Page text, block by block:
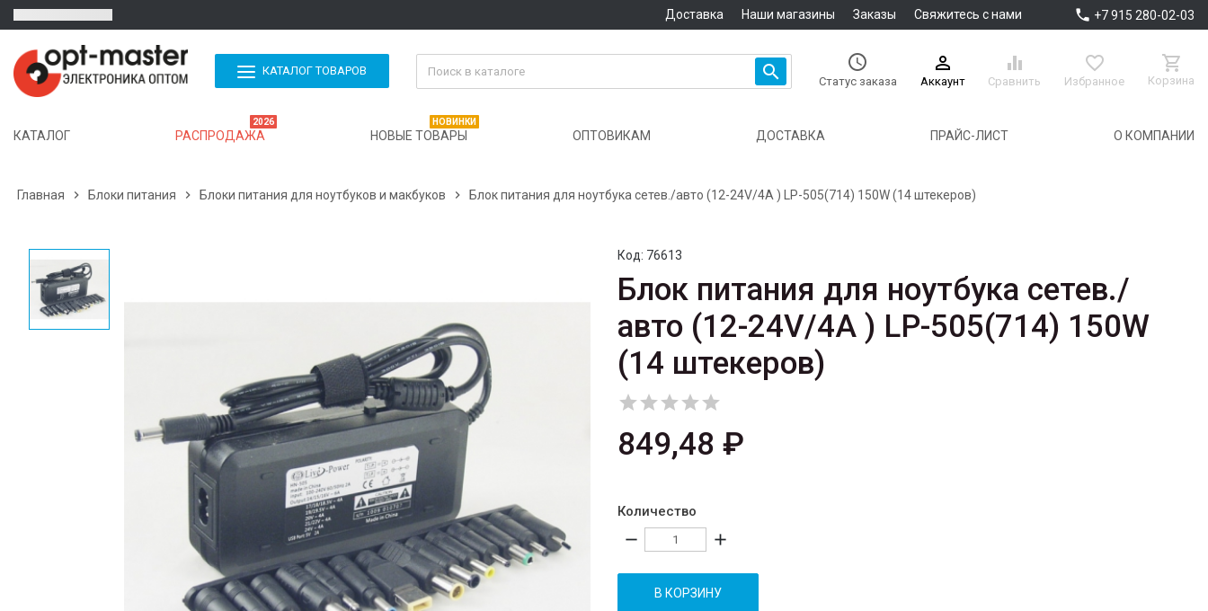
Доставка Наши магазины Заказы Свяжитесь с нами  +7 915 280-02-03
КАТАЛОГ ТОВАРОВ  
Статус заказа

Аккаунт

Сравнить

Избранное

Корзина
КАТАЛОГ РАСПРОДАЖА
2026
НОВЫЕ ТОВАРЫ
НОВИНКИ
ОПТОВИКАМ ДОСТАВКА ПРАЙС-ЛИСТ О КОМПАНИИ
Главная  Блоки питания  Блоки питания для ноутбуков и макбуков  Блок питания для ноутбука сетев./авто (12-24V/4A ) LP-505(714) 150W (14 штекеров)
Код: 76613
Блок питания для ноутбука сетев./
авто (12-24V/4A ) LP-505(714) 150W
(14 штекеров)

849,48 ₽
Количество
remove add
В КОРЗИНУ